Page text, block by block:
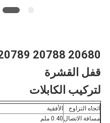
20680 20788 20789 20790 حاوية
قفل القشرة
لتركيب الكابلات
اتجاه التزاوج
الأفقية
مسافة الاتصال0.40 ملم